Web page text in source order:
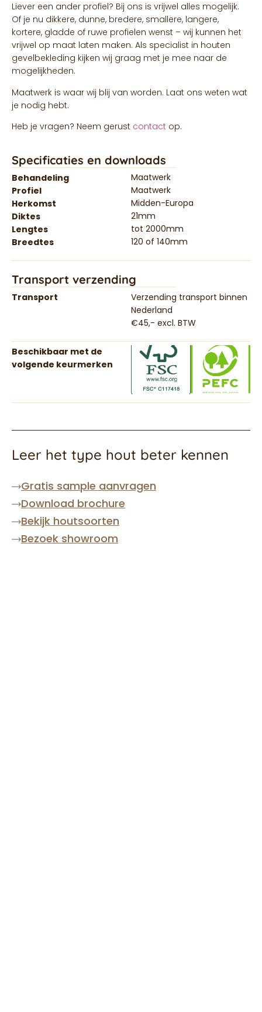
Liever een ander profiel? Bij ons is vrijwel alles mogelijk.
Of je nu dikkere, dunne, bredere, smallere, langere,
kortere, gladde of ruwe profielen wenst – wij kunnen het
vrijwel op maat laten maken. Als specialist in houten
gevelbekleding kijken wij graag met je mee naar de
mogelijkheden.
Maatwerk is waar wij blij van worden. Laat ons weten wat
je nodig hebt.
Heb je vragen? Neem gerust contact op.
Specificaties en downloads
Behandeling
Maatwerk
Profiel
Maatwerk
Herkomst
Midden-Europa
Diktes
21mm
Lengtes
tot 2000mm
Breedtes
120 of 140mm
Transport verzending
Transport
Verzending transport binnen
Nederland
€45,- excl. BTW
Beschikbaar met de
volgende keurmerken
Leer het type hout beter kennen
Gratis sample aanvragen
Download brochure
Bekijk houtsoorten
Bezoek showroom